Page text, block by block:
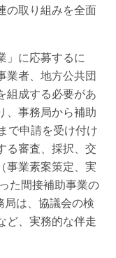
の取り組みを全面
」に応募するに
業者、地方公共団
組成する必要があ
、事務局から補助
で申請を受け付け
る審査、採択、交
事業素案策定、実
た間接補助事業の
は、協議会の検
ど、実務的な伴走